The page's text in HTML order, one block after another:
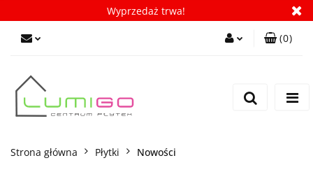
Wyprzedaż trwa!
(0)
Strona główna Płytki Nowości